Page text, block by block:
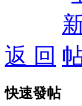
返 回
快速發帖